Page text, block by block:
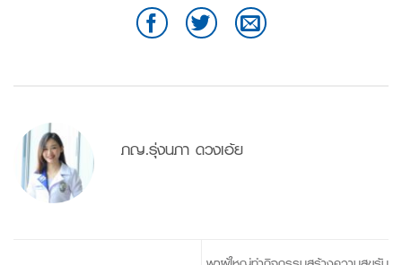
ภญ.รุ่งนภา ดวงเอ้ย